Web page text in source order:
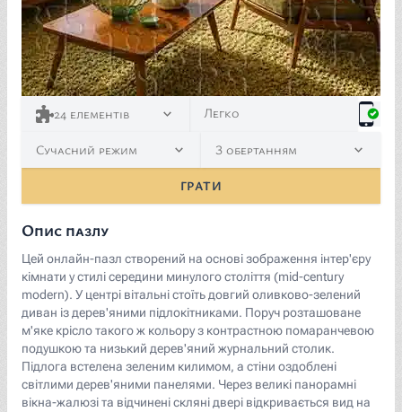
<p><span style="color: black;">Image by </span><a
24 елементів Легко
Сучасний режим З обертанням
ГРАТИ
Опис пазлу
Цей онлайн-пазл створений на основі зображення інтер'єру
кімнати у стилі середини минулого століття (mid-century
modern). У центрі вітальні стоїть довгий оливково-зелений
диван із дерев'яними підлокітниками. Поруч розташоване
м'яке крісло такого ж кольору з контрастною помаранчевою
подушкою та низький дерев'яний журнальний столик.
Підлога встелена зеленим килимом, а стіни оздоблені
світлими дерев'яними панелями. Через великі панорамні
вікна-жалюзі та відчинені скляні двері відкривається вид на